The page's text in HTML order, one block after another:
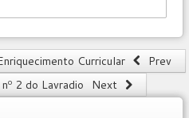
Curricular
Prev
2 do Lavradio Next